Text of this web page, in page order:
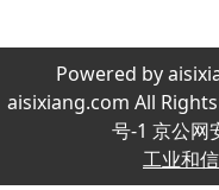
Powered by
aisixiang.com All
号-1 京公网
工业和